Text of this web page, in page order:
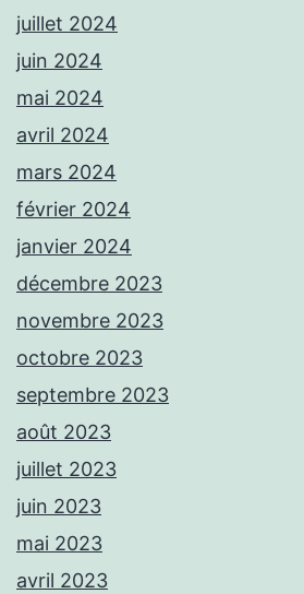
juillet 2024
juin 2024
mai 2024
avril 2024
mars 2024
février 2024
janvier 2024
décembre 2023
novembre 2023
octobre 2023
septembre 2023
août 2023
juillet 2023
juin 2023
mai 2023
avril 2023